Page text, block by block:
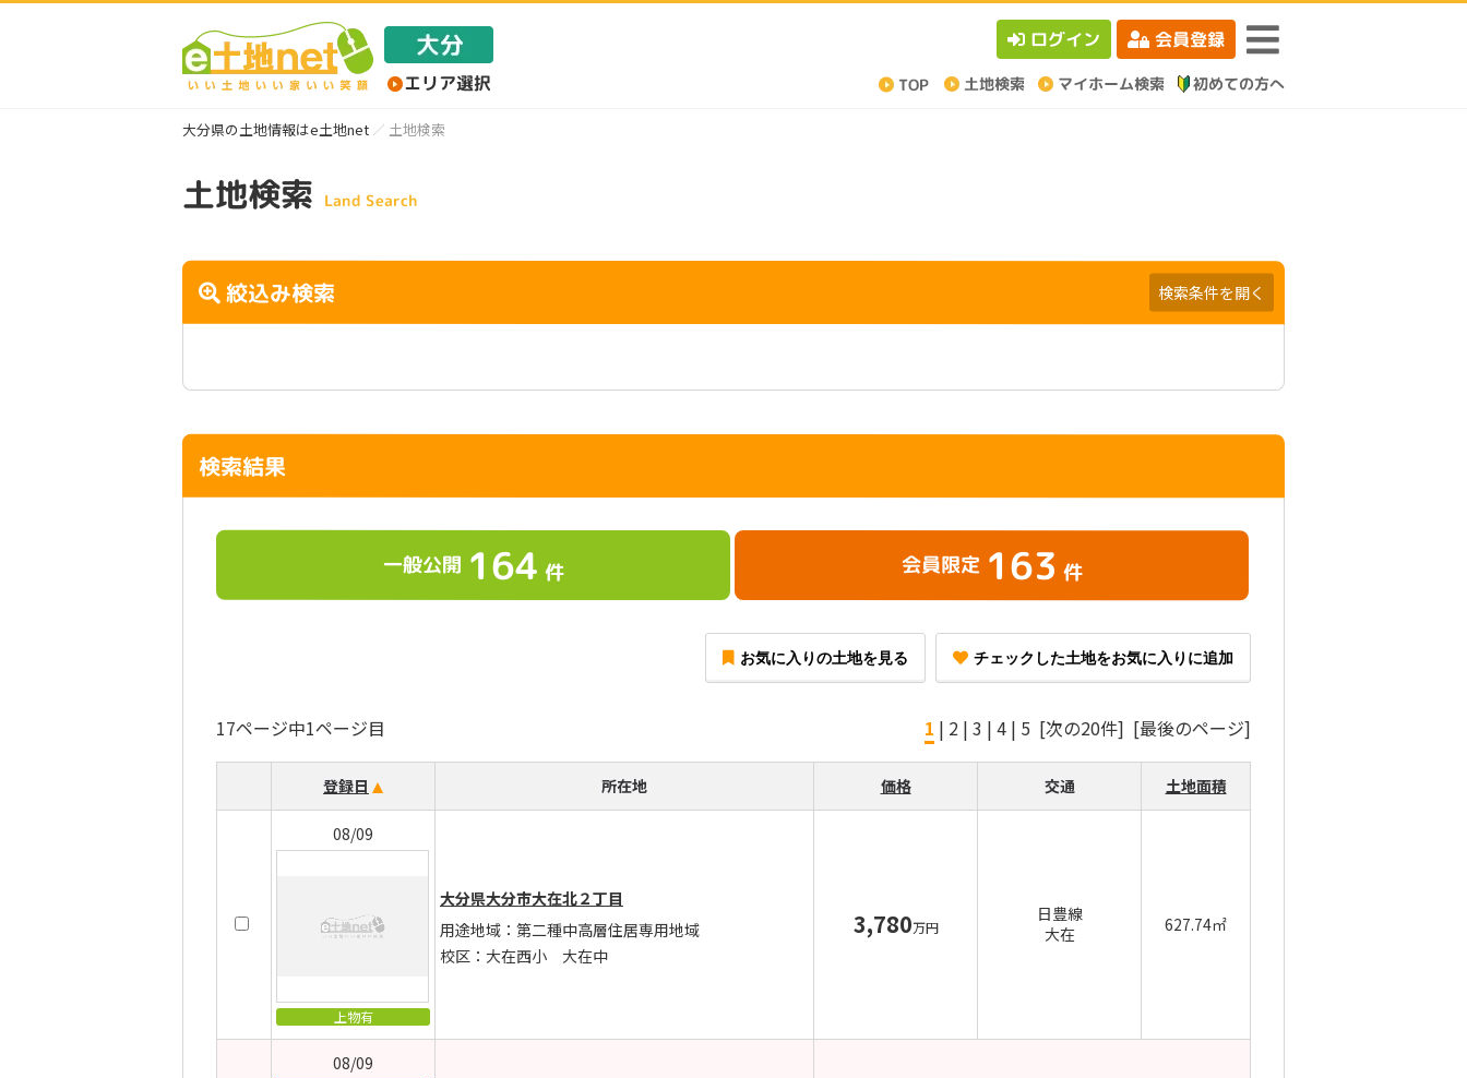
ログイン 会員登録
大分県の土地情報はe土地net 土地検索
土地検索 Land Search
絞込み検索 検索条件を開く
検索結果
一般公開 164 件 会員限定 163 件
お気に入りの土地を見る チェックした土地をお気に入りに追加
17ページ中1ページ目 1 | 2 | 3 | 4 | 5 [次の20件] [最後のページ]
登録日 所在地 価格 交通 土地面積
08/09
上物有
大分県大分市大在北２丁目
用途地域：第二種中高層住居専用地域
校区：大在西小 大在中
3,780万円
日豊線
大在
627.74㎡
08/09